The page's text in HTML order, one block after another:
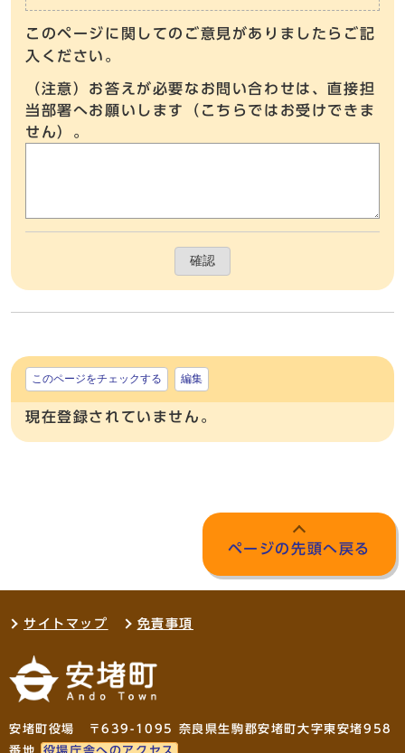
このページに関してのご意見がありましたらご記
入ください。
（注意）お答えが必要なお問い合わせは、直接担
当部署へお願いします（こちらではお受けできま
せん）。
確認
このページをチェックする 編集
現在登録されていません。
ページの先頭へ戻る
サイトマップ 免責事項
安堵町役場 〒639-1095 奈良県生駒郡安堵町大字東安堵958